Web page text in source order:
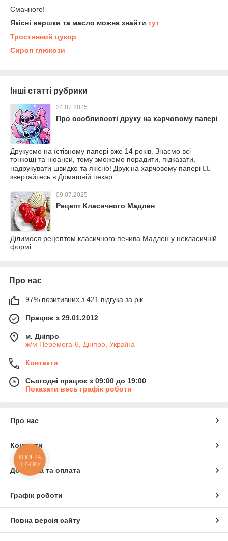
Смачного!
Якісні вершки та масло можна знайти тут
Тростинний цукор
Сироп глюкози
Інші статті рубрики
24.07.2025
Про особливості друку на харчовому папері
Друкуємо на їстівному папері вже 14 років. Знаємо всі
тонкощі та нюанси, тому зможемо порадити, підказати,
надрукувати швидко та якісно! Друк на харчовому папері 👉🏻
звертайтесь в Домашній пекар.
09.07.2025
Рецепт Класичного Мадлен
Ділимося рецептом класичного печива Мадлен у некласичній
формі
Про нас
97% позитивних з 421 відгука за рік
Працює з 29.01.2012
м. Дніпро
ж/м Перемога-6, Дніпро, Україна
Контакти
Сьогодні працює з 09:00 до 19:00
Показати весь графік роботи
Про нас
Контакти
Доставка та оплата
Графік роботи
Повна версія сайту
КНОПКА
ЗВ'ЯЗКУ